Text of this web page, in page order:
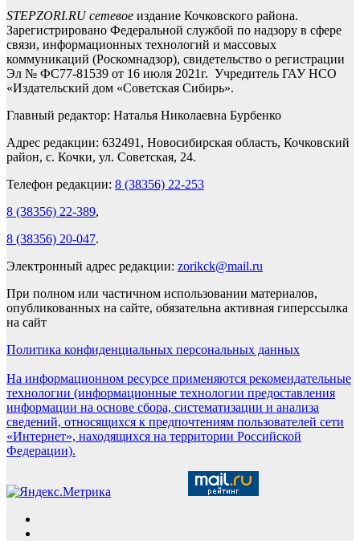
STEPZORI.RU сетевое издание Кочковского района.
Зарегистрировано Федеральной службой по надзору в сфере
связи, информационных технологий и массовых
коммуникаций (Роскомнадзор), свидетельство о регистрации
Эл № ФС77-81539 от 16 июля 2021г. Учредитель ГАУ НСО
«Издательский дом «Советская Сибирь».
Главный редактор: Наталья Николаевна Бурбенко
Адрес редакции: 632491, Новосибирская область, Кочковский
район, с. Кочки, ул. Советская, 24.
Телефон редакции: 8 (38356) 22-253
8 (38356) 22-389,
8 (38356) 20-047.
Электронный адрес редакции: zorikck@mail.ru
При полном или частичном использовании материалов,
опубликованных на сайте, обязательна активная гиперссылка
на сайт
Политика конфиденциальных персональных данных
На информационном ресурсе применяются рекомендательные
технологии (информационные технологии предоставления
информации на основе сбора, систематизации и анализа
сведений, относящихся к предпочтениям пользователей сети
«Интернет», находящихся на территории Российской
Федерации).